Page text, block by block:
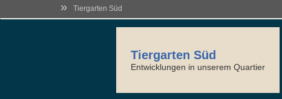
» Tiergarten Süd
Tiergarten Süd
Entwicklungen in unserem Quartier